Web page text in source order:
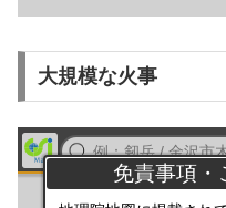
大規模な火事